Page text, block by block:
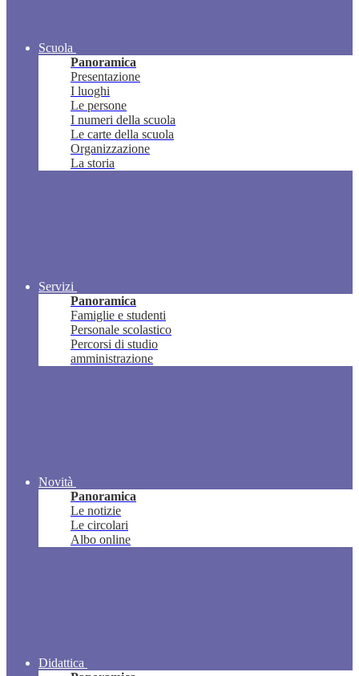
Scuola
Panoramica
Presentazione
I luoghi
Le persone
I numeri della scuola
Le carte della scuola
Organizzazione
La storia
Servizi
Panoramica
Famiglie e studenti
Personale scolastico
Percorsi di studio
amministrazione
Novità
Panoramica
Le notizie
Le circolari
Albo online
Didattica